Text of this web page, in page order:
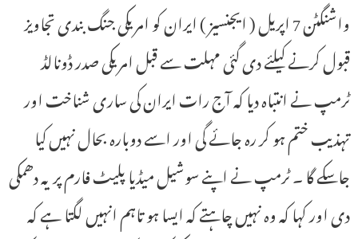
واشنگٹن 7 اپریل ( ایجنسیز ) ایران کو امریکی جنگ بندی تجاویز
قبول کرنے کیلئے دی گئی مہلت سے قبل امریکی صدر ڈونالڈ
ٹرمپ نے انتباہ دیا کہ آج رات ایران کی ساری شناخت اور
تہذیب ختم ہو کر رہ جائے گی اور اسے دوبارہ بحال نہیں کیا
جاسکے گا ۔ ٹرمپ نے اپنے سوشیل میڈیا پلیٹ فارم پر یہ دھمکی
دی اور کہا کہ وہ نہیں چاہتے کہ ایسا ہو تاہم انہیں لگتا ہے کہ